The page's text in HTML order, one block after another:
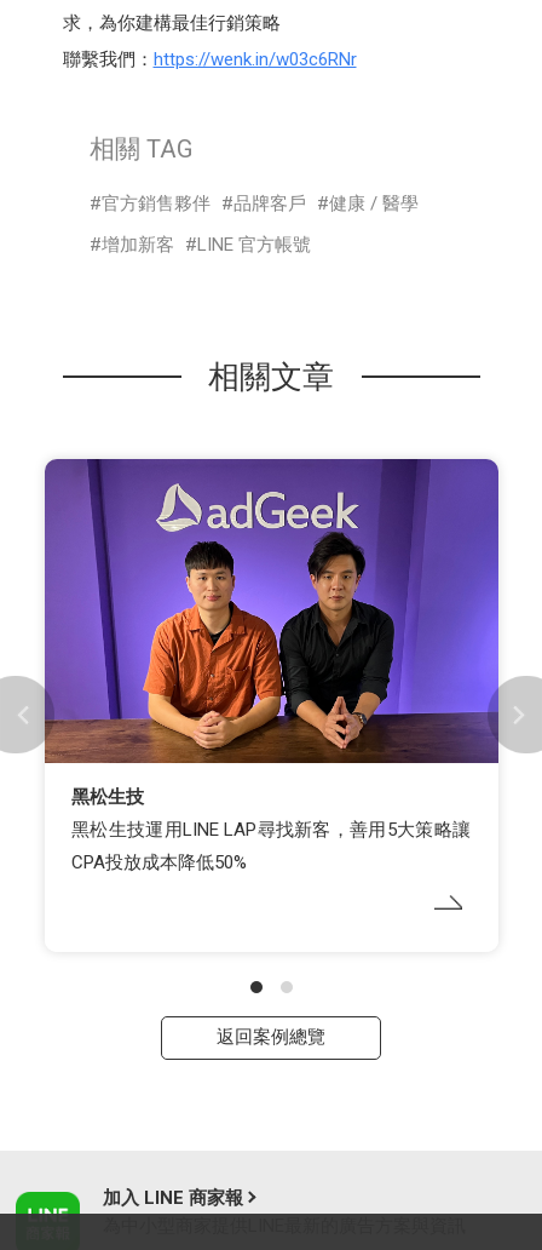
求，為你建構最佳行銷策略
聯繫我們： https://wenk.in/w03c6RNr
相關 TAG
官方銷售夥伴 品牌客戶
健康 / 醫學
增加新客
LINE 官方帳號
相關文章
黑松生技
黑松生技運用LINE LAP尋找新客，善用5大策略讓
CPA投放成本降低50%
返回案例總覽
加入 LINE 商家報